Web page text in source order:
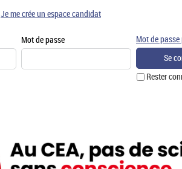
Mot de passe
Rester
Mot de passe
Je me crée un espace candidat